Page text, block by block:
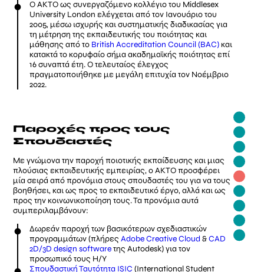
Ο ΑΚΤΟ ως συνεργαζόμενο κολλέγιο του Middlesex
University London ελέγχεται από τον Ιανουάριο του
2005, μέσω ισχυρής και συστηματικής διαδικασίας για
τη μέτρηση της εκπαιδευτικής του ποιότητας και
μάθησης από το British Accreditation Council (BAC)και
κατακτά το κορυφαίο σήμα ακαδημαϊκής ποιότητας επί
16 συναπτά έτη. Ο τελευταίος έλεγχος
πραγματοποιήθηκε με μεγάλη επιτυχία τον Νοέμβριο
2022.
Παροχές προς τους
Σπουδαστές
Με γνώμονα την παροχή ποιοτικής εκπαίδευσης και μιας
πλούσιας εκπαιδευτικής εμπειρίας, ο ΑΚΤΟ προσφέρει
μία σειρά από προνόμια στους σπουδαστές του για να τους
βοηθήσει, και ως προς το εκπαιδευτικό έργο, αλλά και ως
προς την κοινωνικοποίηση τους. Τα προνόμια αυτά
συμπεριλαμβάνουν:
Δωρεάν παροχή των βασικότερων σχεδιαστικών
προγραμμάτων (πλήρες Adobe Creative Cloud &CAD
2D/3D design softwareτης Autodesk) για τον
προσωπικό τους Η/Υ
Σπουδαστική Ταυτότητα ISIC (International Student